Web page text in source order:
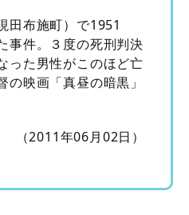
田布施町）で1951
事件。３度の死刑判決
った男性がこのほど亡
の映画「真昼の暗黒」
（2011年06月02日）